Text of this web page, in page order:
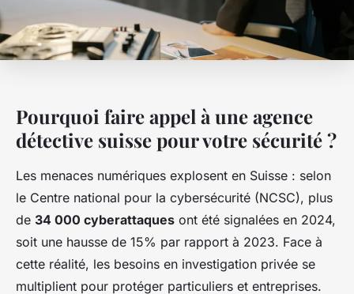
Pourquoi faire appel à une agence
détective suisse pour votre sécurité ?
Les menaces numériques explosent en Suisse : selon
le Centre national pour la cybersécurité (NCSC), plus
de 34 000 cyberattaques ont été signalées en 2024,
soit une hausse de 15% par rapport à 2023. Face à
cette réalité, les besoins en investigation privée se
multiplient pour protéger particuliers et entreprises.